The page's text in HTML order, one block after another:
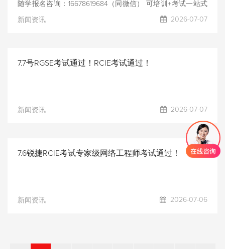
随学报名咨询：16678619684（同微信） 可培训+考试一站式
服务，可只报名考试安排提供考试模拟测试，测试通过后考
新闻资讯 2026-07-07
7.7号RGSE考试通过！RCIE考试通过！
新闻资讯 2026-07-07
7.6锐捷RCIE考试专家级网络工程师考试通过！
新闻资讯 2026-07-06